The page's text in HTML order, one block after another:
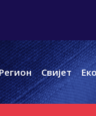
Свијет